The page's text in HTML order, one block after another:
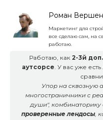
Роман
Маркетинг для
все сделаю сам, на
работаю.
Работаю, как 2-3й
аутсорсе. У вас уже
Упор на сквозную
многостраничники с
души", комбинаторику
проверенные лендосы,